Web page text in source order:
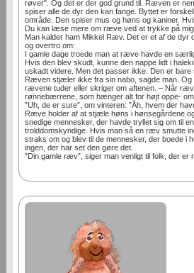
røver". Og det er der god grund til. Ræven er
spiser alle de dyr den kan fange. Byttet er
område. Den spiser mus og høns og kaniner.
Du kan læse mere om ræve ved at trykke på
Man kalder ham Mikkel Ræv. Det er et af de dyr
og overtro om:
I gamle dage troede man at ræve havde en
Hvis den blev skudt, kunne den nappe lidt i
uskadt videre. Men det passer ikke. Den er bare
Ræven stjæler ikke fra sin nabo, sagde man. Og
rævene tuder eller skriger om aftenen. – Når
rønnebærrene, som hænger alt for højt oppe-
”Uh, de er sure”, om vinteren: ”Åh, hvem der
Ræve holder af at stjæle høns i hønsegårdene
snedige mennesker, der havde tryllet sig om til
trolddomskyndige. Hvis man så en ræv smutte
straks om og blev til de mennesker, der boede i
ingen, der har set den gøre det.
”Din gamle ræv”, siger man venligt til folk, der er